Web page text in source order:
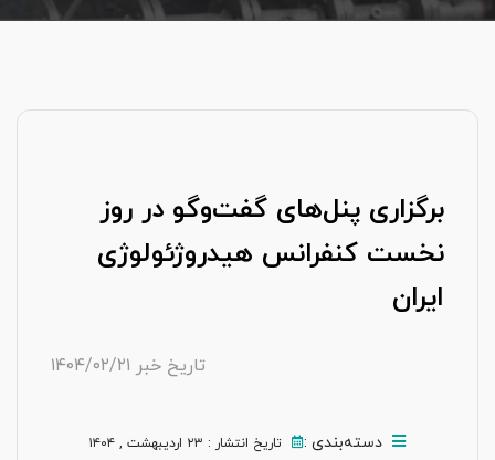
برگزاری پنل‌های گفت‌وگو در روز
نخست کنفرانس هیدروژئولوژی
ایران
تاریخ خبر ۱۴۰۴/۰۲/۲۱
دسته‌بندی : تاریخ انتشار :‌ ۲۳ اردیبهشت , ۱۴۰۴